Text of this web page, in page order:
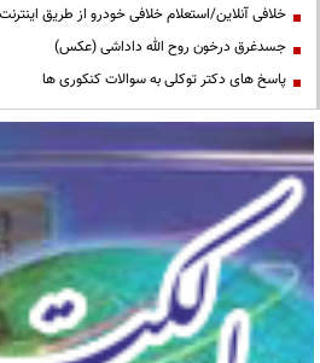
خلافی آنلاین/استعلام خلافی خودرو از طریق
جسدغرق درخون روح الله داداشی (عکس)
پاسخ های دکتر توکلی به سوالات کنکوری ها